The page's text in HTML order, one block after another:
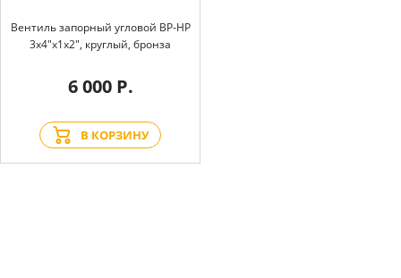
Вентиль запорный угловой BP-HP
3х4"х1х2", круглый, бронза
6 000 Р.
В КОРЗИНУ